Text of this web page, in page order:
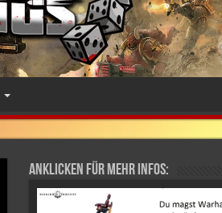
Anklicken für mehr Infos: